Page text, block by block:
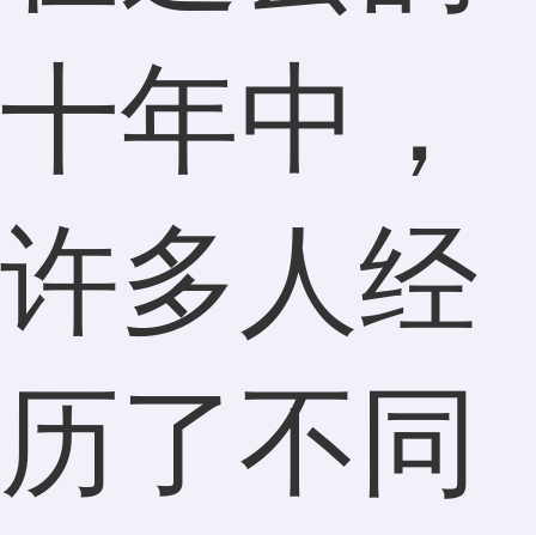
十年中，
许多人经
历了不同